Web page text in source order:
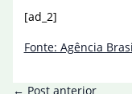
[ad_2]
Fonte: Agência
← Post anterior